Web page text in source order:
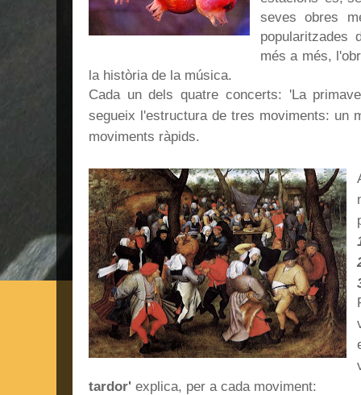
seves obres
més a més,
la història de la música.
Cada un dels quatre concerts: 'La
segueix l'estructura de tres moviments: un
moviments ràpids.
tardor' explica, per a cada moviment: